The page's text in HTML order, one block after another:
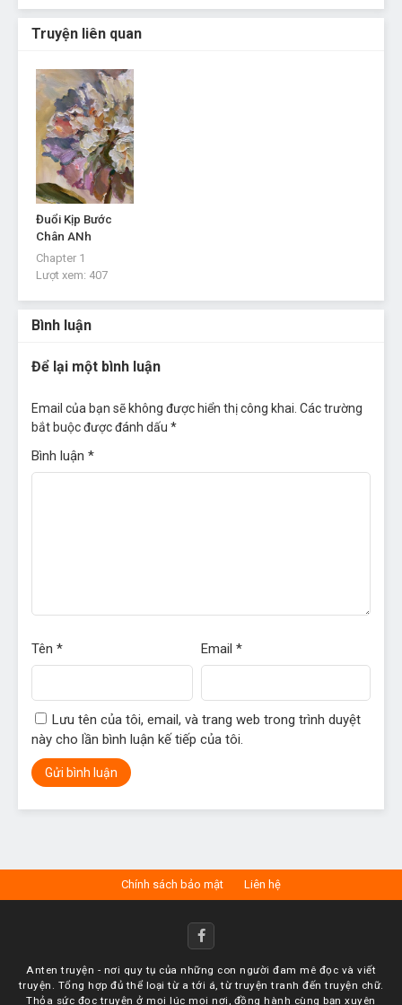
Truyện liên quan
Đuổi Kịp Bước
Chân ANh
Chapter 1
Lượt xem: 407
Bình luận
Để lại một bình luận
Email của bạn sẽ không được hiển thị công khai. Các trường
bắt buộc được đánh dấu *
Bình luận *
Tên * Email *
Lưu tên của tôi, email, và trang web trong trình duyệt
này cho lần bình luận kế tiếp của tôi.
Chính sách bảo mật Liên hệ
Anten truyện - nơi quy tụ của những con người đam mê đọc và viết
truyện. Tổng hợp đủ thể loại từ a tới á, từ truyện tranh đến truyện chữ.
Thỏa sức đọc truyện ở mọi lúc mọi nơi, đồng hành cùng bạn xuyên